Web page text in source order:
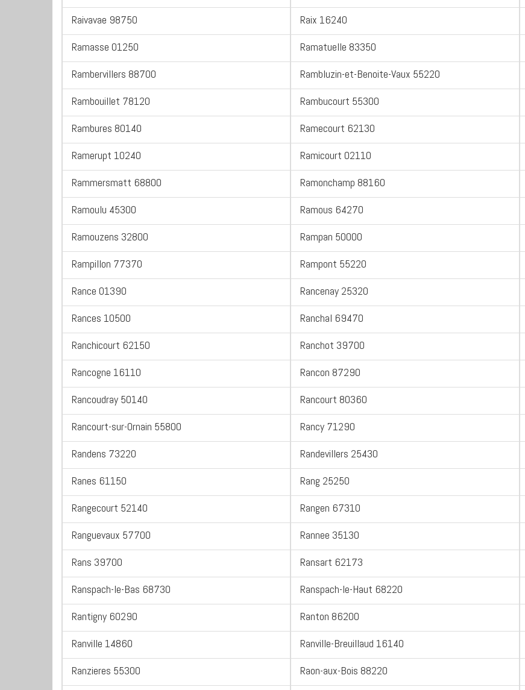
Raivavae 98750
Raix 16240
Ramasse 01250
Ramatuelle 83350
Rambervillers 88700
Rambluzin-et-Benoite-Vaux 55220
Rambouillet 78120
Rambucourt 55300
Rambures 80140
Ramecourt 62130
Ramerupt 10240
Ramicourt 02110
Rammersmatt 68800
Ramonchamp 88160
Ramoulu 45300
Ramous 64270
Ramouzens 32800
Rampan 50000
Rampillon 77370
Rampont 55220
Rance 01390
Rancenay 25320
Rances 10500
Ranchal 69470
Ranchicourt 62150
Ranchot 39700
Rancogne 16110
Rancon 87290
Rancoudray 50140
Rancourt 80360
Rancourt-sur-Ornain 55800
Rancy 71290
Randens 73220
Randevillers 25430
Ranes 61150
Rang 25250
Rangecourt 52140
Rangen 67310
Ranguevaux 57700
Rannee 35130
Rans 39700
Ransart 62173
Ranspach-le-Bas 68730
Ranspach-le-Haut 68220
Rantigny 60290
Ranton 86200
Ranville 14860
Ranville-Breuillaud 16140
Ranzieres 55300
Raon-aux-Bois 88220